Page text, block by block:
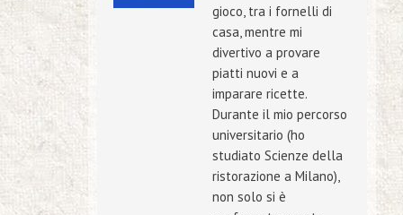
gioco, tra i fornelli di
casa, mentre mi
divertivo a provare
piatti nuovi e a
imparare ricette.
Durante il mio percorso
universitario (ho
studiato Scienze della
ristorazione a Milano),
non solo si è